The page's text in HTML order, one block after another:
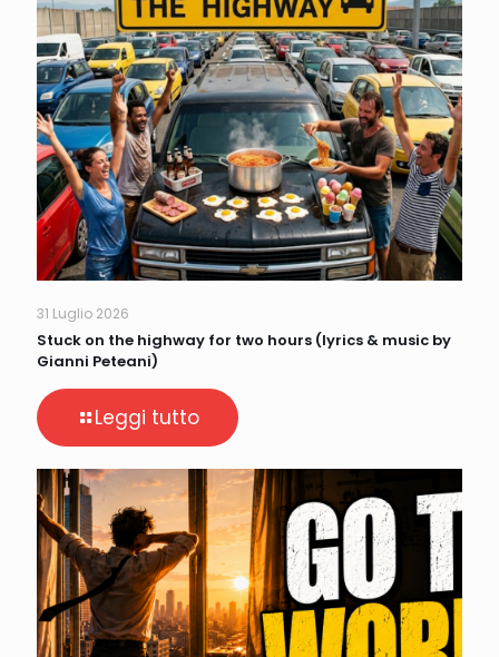
31 Luglio 2026
Stuck on the highway for two hours (lyrics & music by
Gianni Peteani)
Leggi tutto